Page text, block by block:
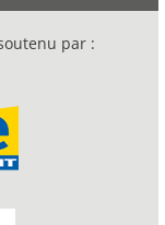
par :